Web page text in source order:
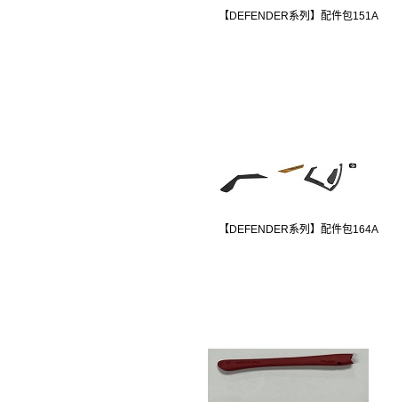
【DEFENDER系列】配件包151A
【DEFENDER系列】配件包164A